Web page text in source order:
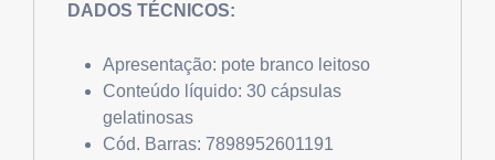
DADOS TÉCNICOS:
Apresentação: pote branco leitoso
Conteúdo líquido: 30 cápsulas
gelatinosas
Cód. Barras: 7898952601191